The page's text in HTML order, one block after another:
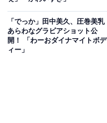
「でっか」田中美久、圧巻美乳
あらわなグラビアショット公
開！ 「わーおダイナマイトボデ
ィー」